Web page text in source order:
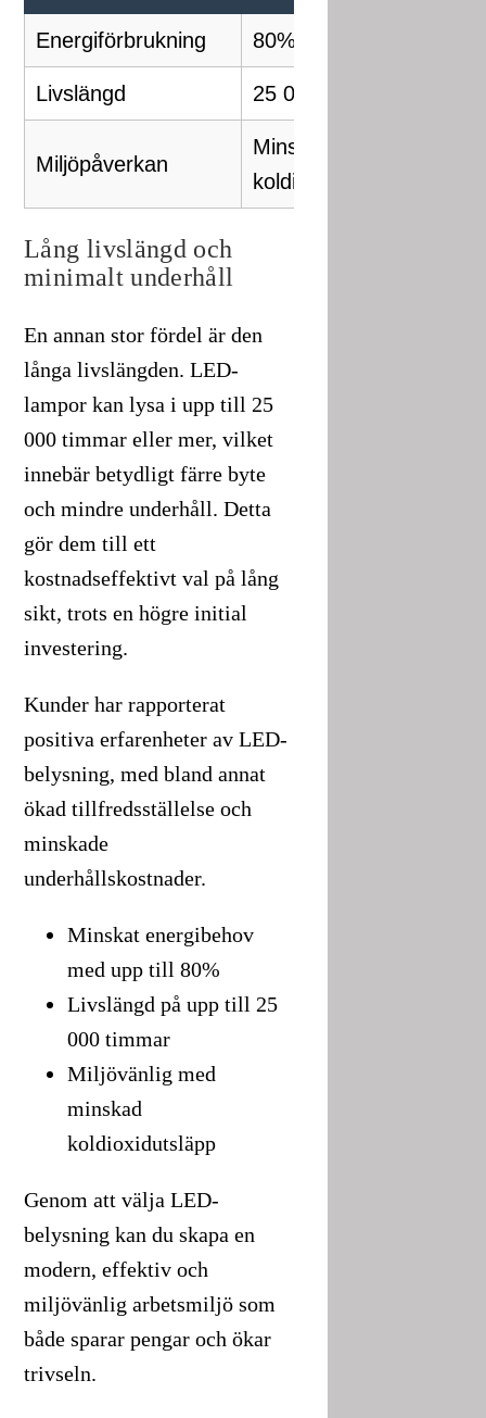
Energiförbrukning
80% lägre
Livslängd 25 000 timmar
Miljöpåverkan
Minskad
koldioxidutsläpp
Lång livslängd och
minimalt underhåll
En annan stor fördel är den
långa livslängden. LED-
lampor kan lysa i upp till 25
000 timmar eller mer, vilket
innebär betydligt färre byte
och mindre underhåll. Detta
gör dem till ett
kostnadseffektivt val på lång
sikt, trots en högre initial
investering.
Kunder har rapporterat
positiva erfarenheter av LED-
belysning, med bland annat
ökad tillfredsställelse och
minskade
underhållskostnader.
Minskat energibehov
med upp till 80%
Livslängd på upp till 25
000 timmar
Miljövänlig med
minskad
koldioxidutsläpp
Genom att välja LED-
belysning kan du skapa en
modern, effektiv och
miljövänlig arbetsmiljö som
både sparar pengar och ökar
trivseln.